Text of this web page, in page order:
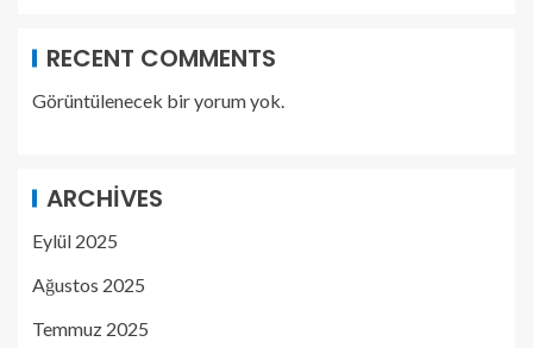
RECENT COMMENTS
Görüntülenecek bir yorum yok.
ARCHIVES
Eylül 2025
Ağustos 2025
Temmuz 2025